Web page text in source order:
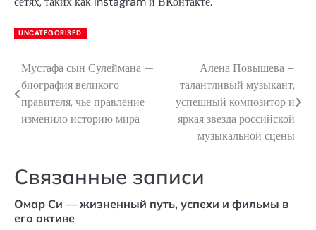
UNCATEGORISED
Навигация
по
записям
Мустафа сын Сулеймана —
биография великого
правителя, чье правление
изменило историю мира
Алена Повышева –
талантливый музыкант,
успешный композитор и
яркая звезда российской
музыкальной сцены
Связанные записи
Омар Си — жизненный путь, успехи и фильмы в
его активе